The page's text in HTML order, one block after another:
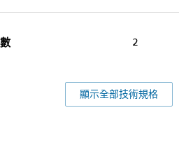
2
顯示全部技術規格